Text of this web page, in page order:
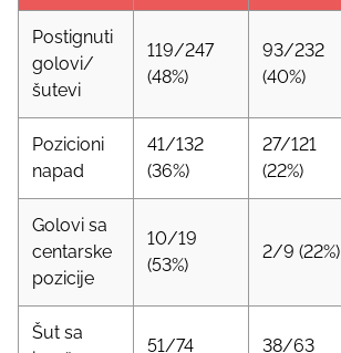
Postignuti
golovi/
šutevi
119/247
(48%)
93/232
(40%)
Pozicioni
napad
41/132
(36%)
27/121
(22%)
Golovi sa
centarske
pozicije
10/19
(53%)
2/9 (22%)
Šut sa
51/74 38/63